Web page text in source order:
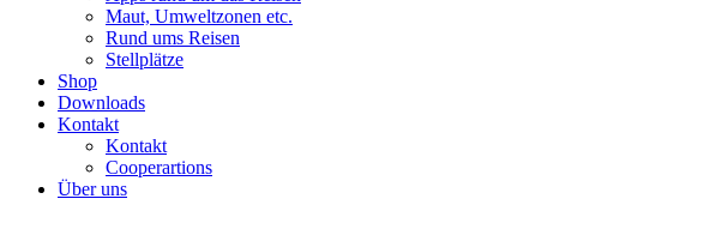
Maut, Umweltzonen etc.
Rund ums Reisen
Stellplätze
Shop
Downloads
Kontakt
Kontakt
Cooperartions
Über uns